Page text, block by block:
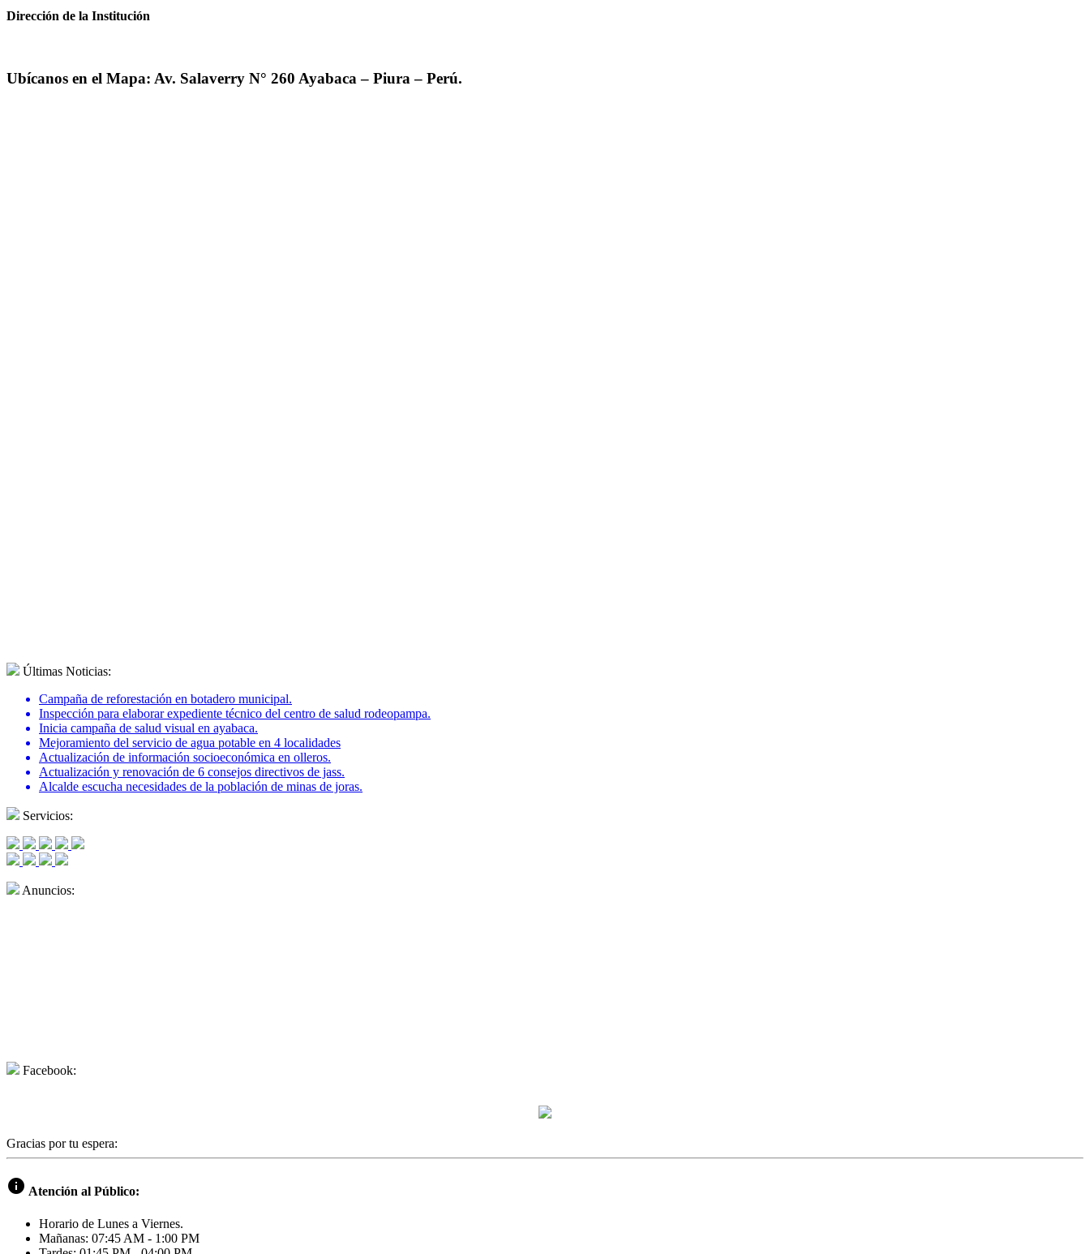
Dirección de la Institución
Ubícanos en el Mapa: Av. Salaverry N° 260 Ayabaca – Piura – Perú.
Últimas Noticias:
Campaña de reforestación en botadero municipal.
Inspección para elaborar expediente técnico del centro de salud rodeopampa.
Inicia campaña de salud visual en ayabaca.
Mejoramiento del servicio de agua potable en 4 localidades
Actualización de información socioeconómica en olleros.
Actualización y renovación de 6 consejos directivos de jass.
Alcalde escucha necesidades de la población de minas de joras.
Servicios:
Anuncios:
Facebook:
Gracias por tu espera:
info Atención al Público:
Horario de Lunes a Viernes.
Mañanas: 07:45 AM - 1:00 PM